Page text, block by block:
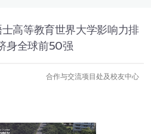
高等教育世界大学影响力排
身全球前50强
合作与交流项目处及校友中心